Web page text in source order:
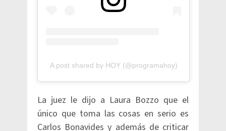
A post shared by HOY (@programahoy)
La juez le dijo a Laura Bozzo que el
único que toma las cosas en serio es
Carlos Bonavides y además de criticar